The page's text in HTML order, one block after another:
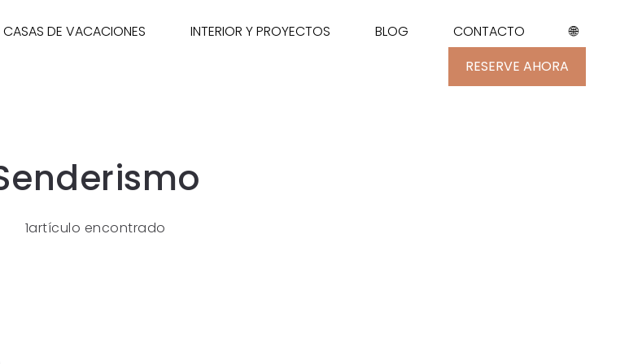
CASAS DE VACACIONES INTERIOR Y PROYECTOS BLOG CONTACTO
🌐
RESERVE AHORA
1artículo encontrado